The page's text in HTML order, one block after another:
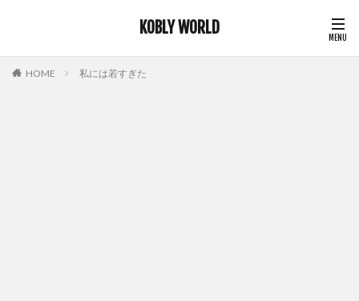
KOBLY WORLD
HOME 私には若すぎた